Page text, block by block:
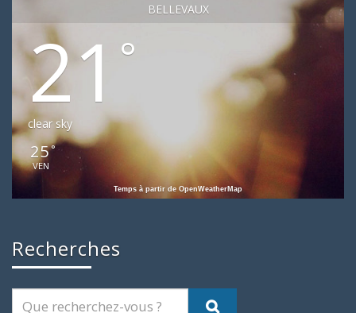
BELLEVAUX
21 °
clear sky
25°
VEN
Temps à partir de OpenWeatherMap
Recherches